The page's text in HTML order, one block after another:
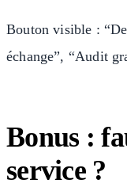
Bouton visible :
échange”, “Audit
Bonus :
service ?